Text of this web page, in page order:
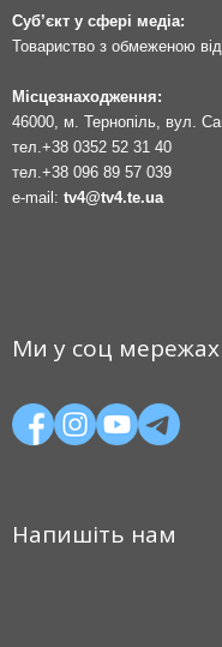
Суб’єкт у сфері медіа:
Товариство з обмеженою
Місцезнаходження:
46000, м. Тернопіль, вул.
тел. +38 0352 52 31 40
тел. +38 096 89 57 039
e-mail: tv4@tv4.te.ua
Ми у соц мережах
Напишіть нам